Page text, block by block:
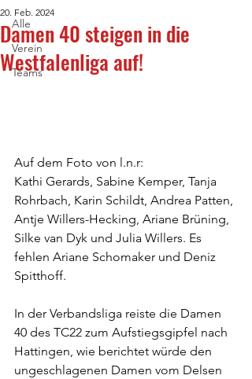
Alle
Verein
Teams
Damen 40 steigen in die
Westfalenliga auf!
20. Feb. 2024
Auf dem Foto von l.n.r:
Kathi Gerards, Sabine Kemper, Tanja
Rohrbach, Karin Schildt, Andrea Patten,
Antje Willers-Hecking, Ariane Brüning,
Silke van Dyk und Julia Willers. Es
fehlen Ariane Schomaker und Deniz
Spitthoff.
In der Verbandsliga reiste die Damen
40 des TC22 zum Aufstiegsgipfel nach
Hattingen, wie berichtet würde den
ungeschlagenen Damen vom Delsen